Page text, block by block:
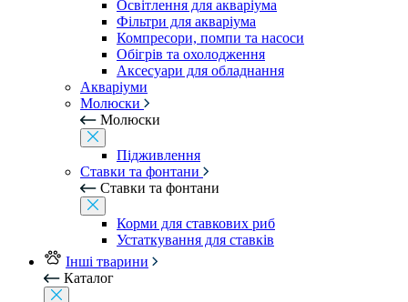
Освітлення для акваріума
Фільтри для акваріума
Компресори, помпи та насоси
Обігрів та охолодження
Аксесуари для обладнання
Акваріуми
Молюски
Молюски
Підживлення
Ставки та фонтани
Ставки та фонтани
Корми для ставкових риб
Устаткування для ставків
Інші тварини
Каталог